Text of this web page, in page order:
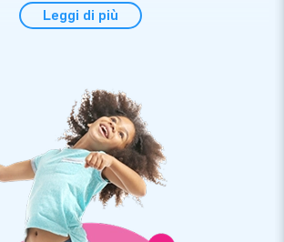
un'alternativa più semplice ed economica
un tetto fisso. Come funziona la protezione
JB Gonfiabili? È molto semplice: parcheggi
gonfiabile e chiudi il coperchio di
una Capsula per Auto? Quindi devi tirare
protettiva trasparente per auto sul
tettuccio gonfiabile di JB Gonfiabili è
Leggi di più